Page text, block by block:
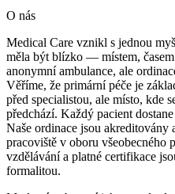
O nás
Medical Care vznikl s jednou
měla být blízko — místem,
anonymní ambulance, ale
Věříme, že primární péče je
před specialistou, ale místo, kde
předchází. Každý pacient
Naše ordinace jsou
pracoviště v oboru
vzdělávání a platné certifikace
formalitou.